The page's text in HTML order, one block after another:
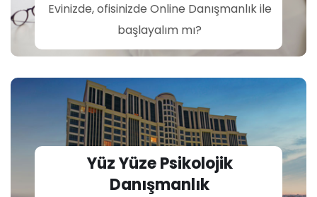
Evinizde, ofisinizde Online Danışmanlık ile
başlayalım mı?
Yüz Yüze Psikolojik
Danışmanlık